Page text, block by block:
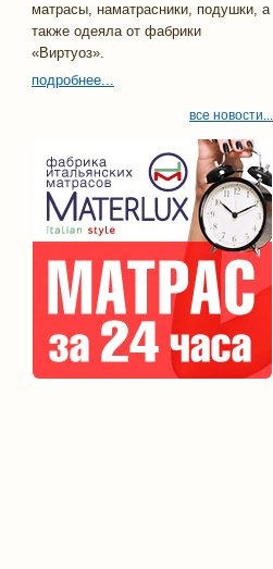
матрасы, наматрасники, подушки, а
также одеяла от фабрики
«Виртуоз».
подробнее...
все новости...